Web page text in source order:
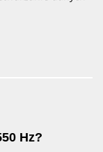
Hz?